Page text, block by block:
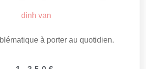
dinh van
à porter au quotidien.